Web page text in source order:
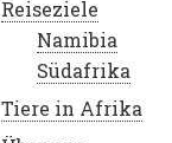
Reiseziele
Namibia
Südafrika
Tiere in Afrika